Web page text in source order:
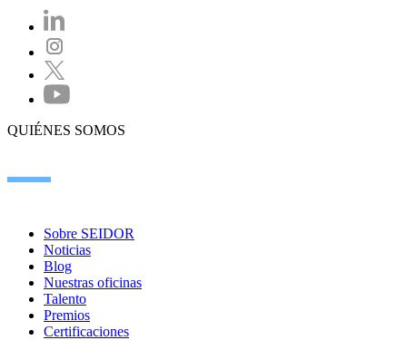
QUIÉNES SOMOS
Sobre SEIDOR
Noticias
Blog
Nuestras oficinas
Talento
Premios
Certificaciones